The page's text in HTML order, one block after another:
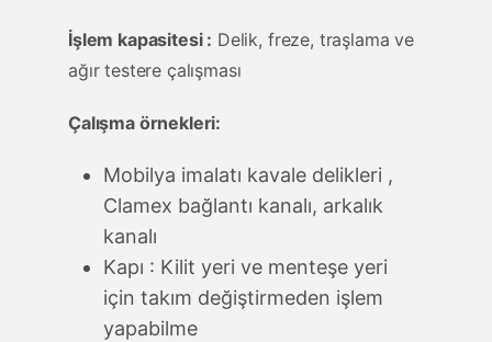
İşlem kapasitesi : Delik, freze, traşlama ve
ağır testere çalışması
Çalışma örnekleri:
Mobilya imalatı kavale delikleri ,
Clamex bağlantı kanalı, arkalık
kanalı
Kapı : Kilit yeri ve menteşe yeri
için takım değiştirmeden işlem
yapabilme